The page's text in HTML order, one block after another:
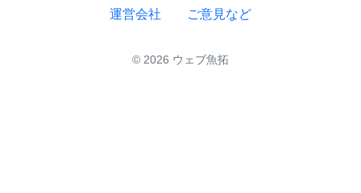
運営会社 ご意見など
© 2026 ウェブ魚拓